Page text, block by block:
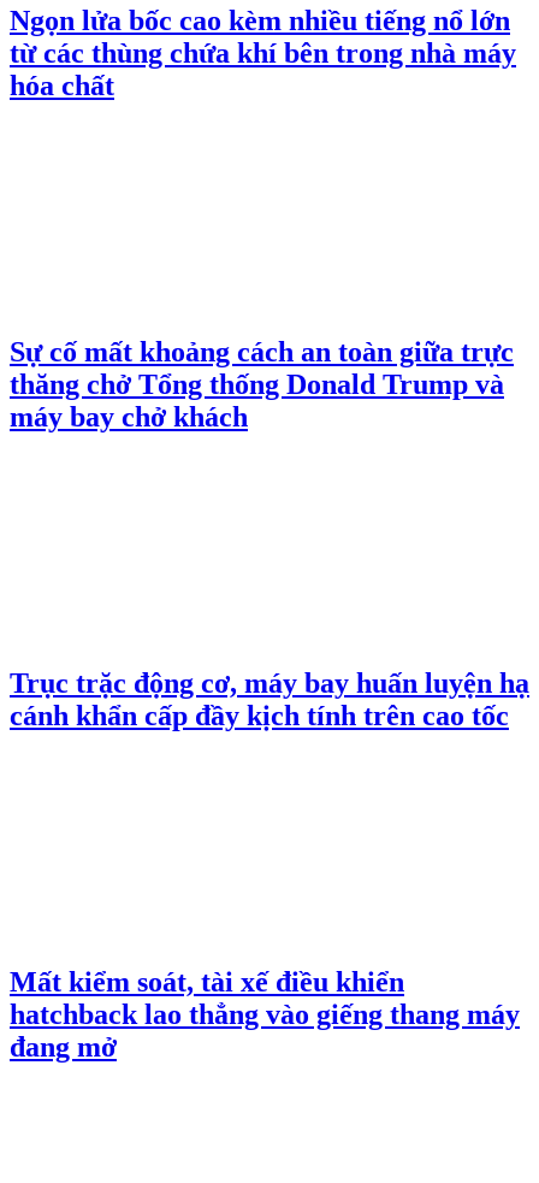
Ngọn lửa bốc cao kèm nhiều tiếng nổ lớn
từ các thùng chứa khí bên trong nhà máy
hóa chất
Sự cố mất khoảng cách an toàn giữa trực
thăng chở Tổng thống Donald Trump và
máy bay chở khách
Trục trặc động cơ, máy bay huấn luyện hạ
cánh khẩn cấp đầy kịch tính trên cao tốc
Mất kiểm soát, tài xế điều khiển
hatchback lao thẳng vào giếng thang máy
đang mở